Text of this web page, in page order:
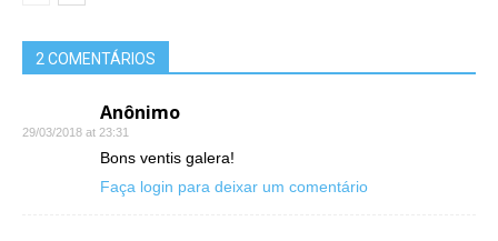
2 COMENTÁRIOS
Anônimo
29/03/2018 at 23:31
Bons ventis galera!
Faça login para deixar um comentário